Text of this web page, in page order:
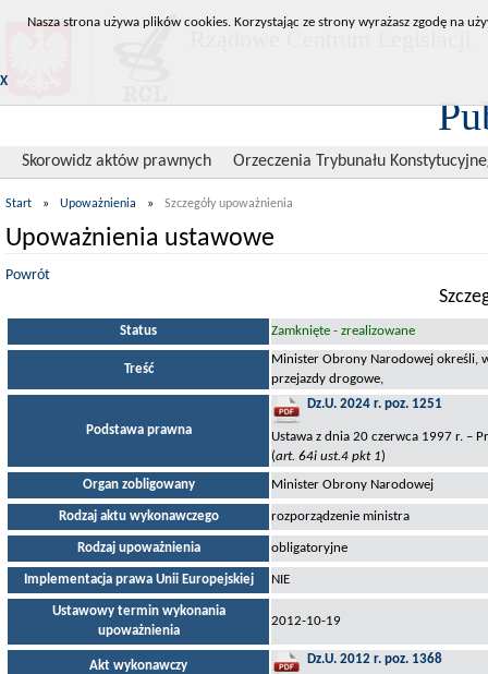
Skorowidz aktów prawnych Orzeczenia Trybunału
Start » Upoważnienia » Szczegóły upoważnienia
Upoważnienia ustawowe
Powrót
Status Zamknięte - zrealizowane
Treść
Minister Obrony Narodowej określi,
przejazdy drogowe,
Podstawa prawna
Dz.U. 2024 r. poz. 1251
Ustawa z dnia 20 czerwca 1997 r. –
(art. 64i ust.4 pkt 1)
Organ zobligowany
Minister Obrony Narodowej
Rodzaj aktu wykonawczego rozporządzenie ministra
Rodzaj upoważnienia obligatoryjne
Implementacja prawa Unii Europejskiej NIE
Ustawowy termin wykonania
upoważnienia
2012-10-19
Akt wykonawczy Dz.U. 2012 r. poz. 1368
Nasza strona używa plików cookies. Korzystając ze strony wyrażasz zgodę na
X